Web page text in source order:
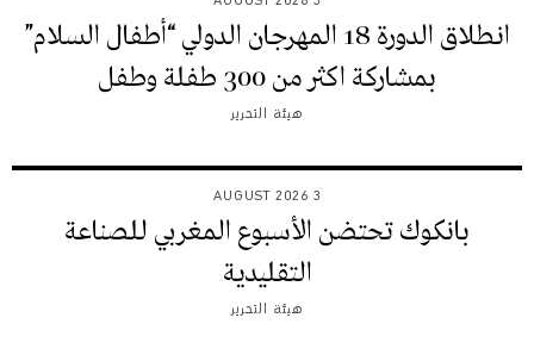
انطلاق الدورة 18 المهرجان الدولي “أطفال السلام”
بمشاركة اكثر من 300 طفلة وطفل
هيئة التحرير
3 AUGUST 2026
بانكوك تحتضن الأسبوع المغربي للصناعة
التقليدية
هيئة التحرير